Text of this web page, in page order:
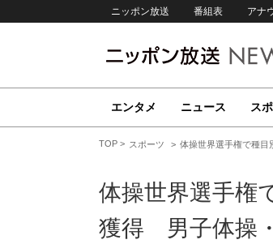
ニッポン放送 番組表 アナ
エンタメ ニュース ス
TOP スポーツ 体操世界選手権で種
体操世界選手権
獲得 男子体操